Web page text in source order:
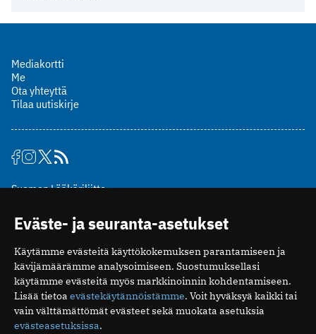
Mediakortti
Me
Ota yhteyttä
Tilaa uutiskirje
Suomen Lääkäriliitto
00510 Helsinki
puh. (09) 393 091
toimitus@potilaanlaakarilehti.fi
ISSN 2323-9476
Eväste- ja seuranta-asetukset
Käytämme evästeitä käyttökokemuksen parantamiseen ja
kävijämäärämme analysoimiseen. Suostumuksellasi
käytämme evästeitä myös markkinoinnin kohdentamiseen.
Lisää tietoa evästekäytännöistämme. Voit hyväksyä kaikki tai
vain välttämättömät evästeet sekä muokata asetuksia
evästeasetuksissa.